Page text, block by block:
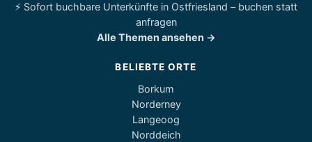
⚡ Sofort buchbare Unterkünfte in Ostfriesland – buchen statt
anfragen
Alle Themen ansehen →
BELIEBTE ORTE
Borkum
Norderney
Langeoog
Norddeich